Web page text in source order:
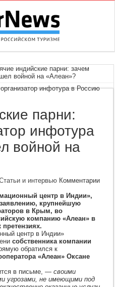
индийские парни: зачем
войной на «Алеан»?
парни:
инфотура
войной на
и интервью Комментариик
центр в Индии»,
крупнейшую
в Крым, во
компанию «Алеан» в
центр в Индии»
собственника компании
обратился к
«Алеан» Оксане
в письме, —своими
угрозами, не имеющими под